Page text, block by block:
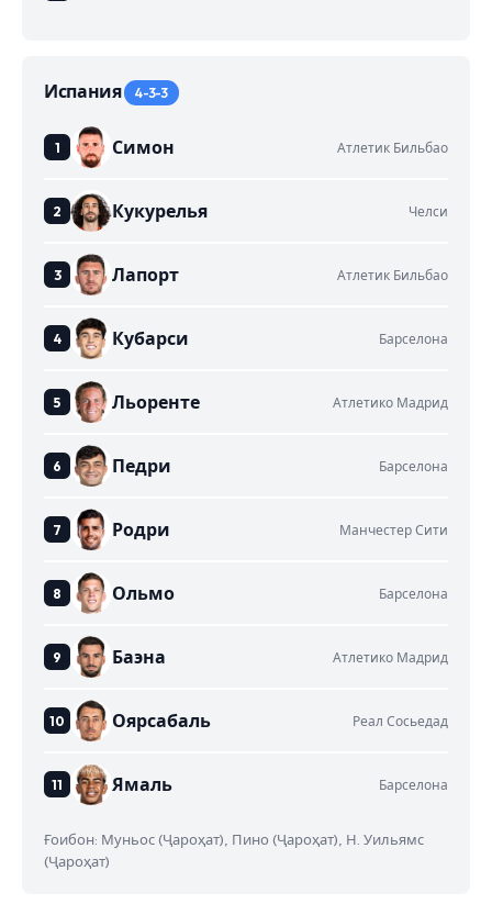
Испания 4-3-3
Симон Атлетик Бильбао
Кукурелья Челси
Лапорт Атлетик Бильбао
Кубарси Барселона
Льоренте Атлетико Мадрид
Педри Барселона
Родри Манчестер Сити
Ольмо Барселона
Баэна Атлетико Мадрид
Оярсабаль Реал Сосьедад
Ямаль Барселона
Ғоибон: Муньос (Ҷароҳат), Пино (Ҷароҳат), Н. Уильямс
(Ҷароҳат)